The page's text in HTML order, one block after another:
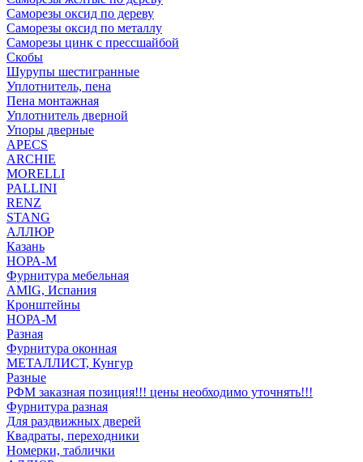
Саморезы оксид по дереву
Саморезы оксид по металлу
Саморезы цинк с прессшайбой
Скобы
Шурупы шестигранные
Уплотнитель, пена
Пена монтажная
Уплотнитель дверной
Упоры дверные
APECS
ARCHIE
MORELLI
PALLINI
RENZ
STANG
АЛЛЮР
Казань
НОРА-М
Фурнитура мебельная
AMIG, Испания
Кронштейны
НОРА-М
Разная
Фурнитура оконная
МЕТАЛЛИСТ, Кунгур
Разные
РФМ заказная позиция!!! цены необходимо уточнять!!!
Фурнитура разная
Для раздвижных дверей
Квадраты, переходники
Номерки, таблички